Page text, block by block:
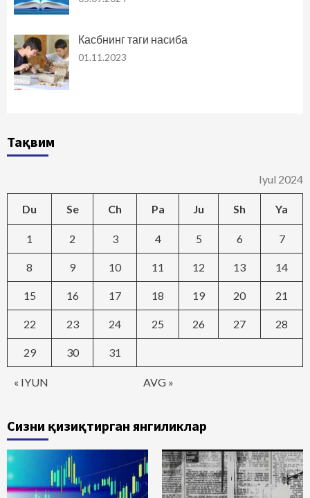
Касбнинг таги насиба
01.11.2023
Тақвим
Iyul 2024
Du Se Ch Pa Ju Sh Ya
« IYUN AVG »
1 2 3 4 5 6 7
8 9 10 11 12 13 14
15 16 17 18 19 20 21
22 23 24 25 26 27 28
29 30 31
Сизни қизиқтирган янгиликлар